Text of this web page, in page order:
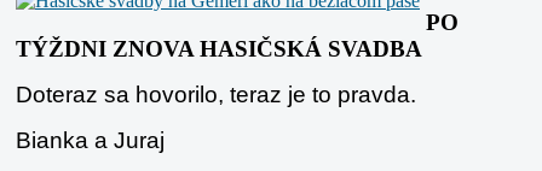
PO
TÝŽDNI ZNOVA HASIČSKÁ SVADBA
Doteraz sa hovorilo, teraz je to pravda.
Bianka a Juraj